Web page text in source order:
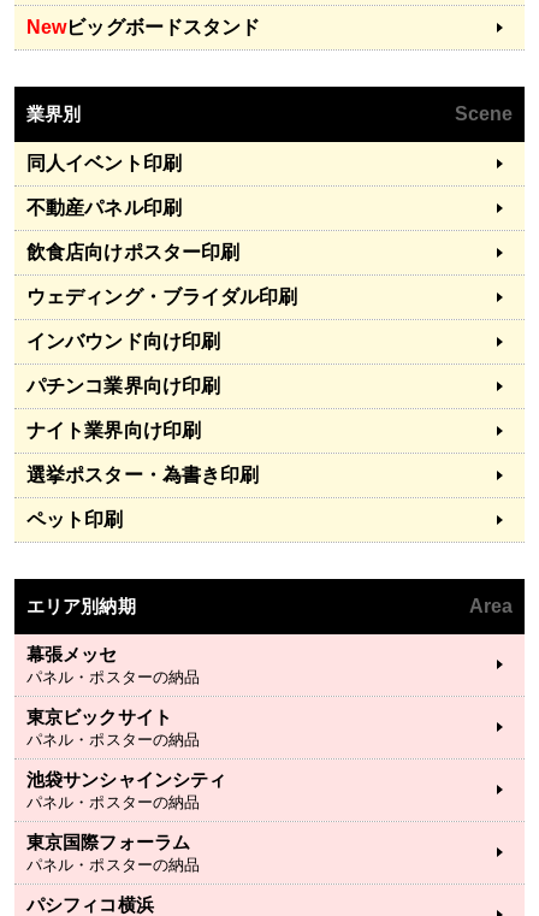
Newビッグボードスタンド
業界別 Scene
同人イベント印刷
不動産パネル印刷
飲食店向けポスター印刷
ウェディング・ブライダル印刷
インバウンド向け印刷
パチンコ業界向け印刷
ナイト業界向け印刷
選挙ポスター・為書き印刷
ペット印刷
エリア別納期 Area
幕張メッセ
パネル・ポスターの納品
東京ビックサイト
パネル・ポスターの納品
池袋サンシャインシティ
パネル・ポスターの納品
東京国際フォーラム
パネル・ポスターの納品
パシフィコ横浜